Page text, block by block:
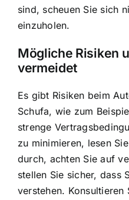
sind, scheuen Sie sich
einzuholen.
Mögliche Risiken
vermeidet
Es gibt Risiken beim
Schufa, wie zum
strenge
zu minimieren, lesen
durch, achten Sie auf
stellen Sie sicher, dass
verstehen. Konsultieren